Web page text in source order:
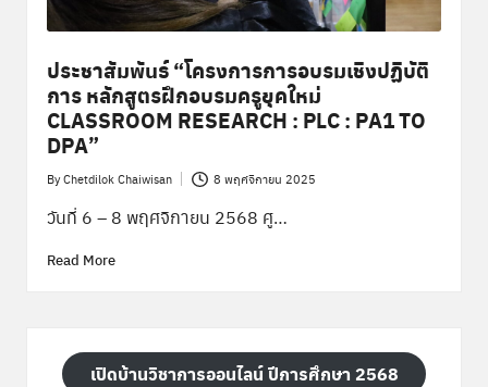
ประชาสัมพันธ์ “โครงการการอบรมเชิงปฏิบัติ
การ หลักสูตรฝึกอบรมครูยุคใหม่
CLASSROOM RESEARCH : PLC : PA1 TO
DPA”
Posted
by
ByChetdilok Chaiwisan 8 พฤศจิกายน 2025
วันที่ 6 – 8 พฤศจิกายน 2568 ศู…
Read More
เปิดบ้านวิชาการออนไลน์ ปีการศึกษา 2568